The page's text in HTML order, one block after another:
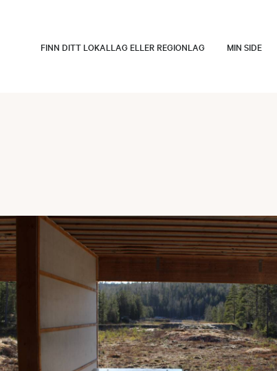
FINN DITT LOKALLAG ELLER REGIONLAG MIN SIDE